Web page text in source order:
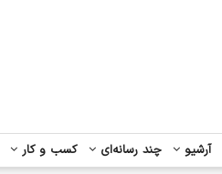
آرشیو چند رسانه‌ای کسب و کار